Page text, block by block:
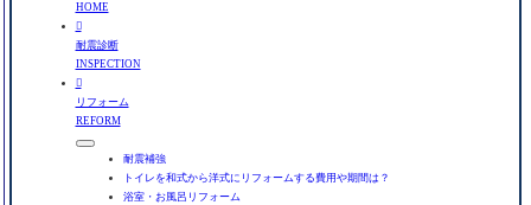
HOME

耐震診断
INSPECTION

リフォーム
REFORM
耐震補強
トイレを和式から洋式にリフォームする費用や期間は？
浴室・お風呂リフォーム